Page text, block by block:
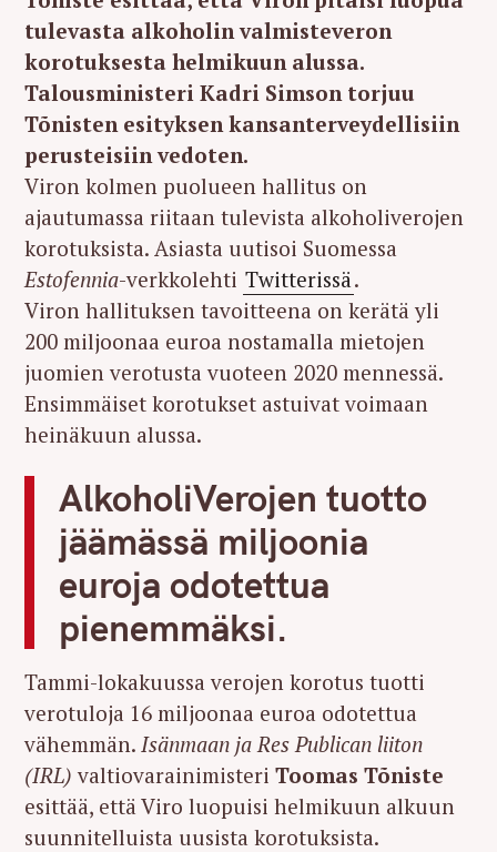
tulevasta alkoholin valmisteveron
korotuksesta helmikuun alussa.
Talousministeri Kadri Simson torjuu
Tõnisten esityksen kansanterveydellisiin
perusteisiin vedoten.
Viron kolmen puolueen hallitus on
ajautumassa riitaan tulevista alkoholiverojen
korotuksista. Asiasta uutisoi Suomessa
Estofennia-verkkolehti Twitterissä.
Viron hallituksen tavoitteena on kerätä yli
200 miljoonaa euroa nostamalla mietojen
juomien verotusta vuoteen 2020 mennessä.
Ensimmäiset korotukset astuivat voimaan
heinäkuun alussa.
AlkoholiVerojen tuotto
jäämässä miljoonia
euroja odotettua
pienemmäksi.
Tammi-lokakuussa verojen korotus tuotti
verotuloja 16 miljoonaa euroa odotettua
vähemmän. Isänmaan ja Res Publican liiton
(IRL) valtiovarainimisteri Toomas Tõniste
esittää, että Viro luopuisi helmikuun alkuun
suunnitelluista uusista korotuksista.